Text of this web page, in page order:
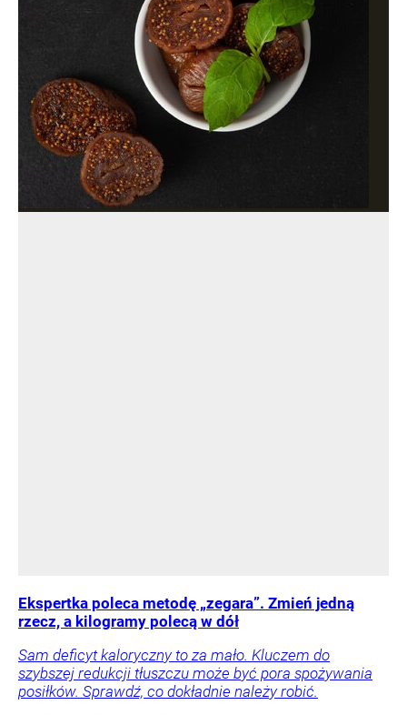
Ekspertka poleca metodę „zegara”. Zmień jedną
rzecz, a kilogramy polecą w dół
Sam deficyt kaloryczny to za mało. Kluczem do
szybszej redukcji tłuszczu może być pora spożywania
posiłków. Sprawdź, co dokładnie należy robić.